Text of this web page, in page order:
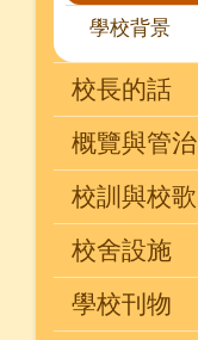
學校背景
校長的話
概覽與管治
校訓與校歌
校舍設施
學校刊物